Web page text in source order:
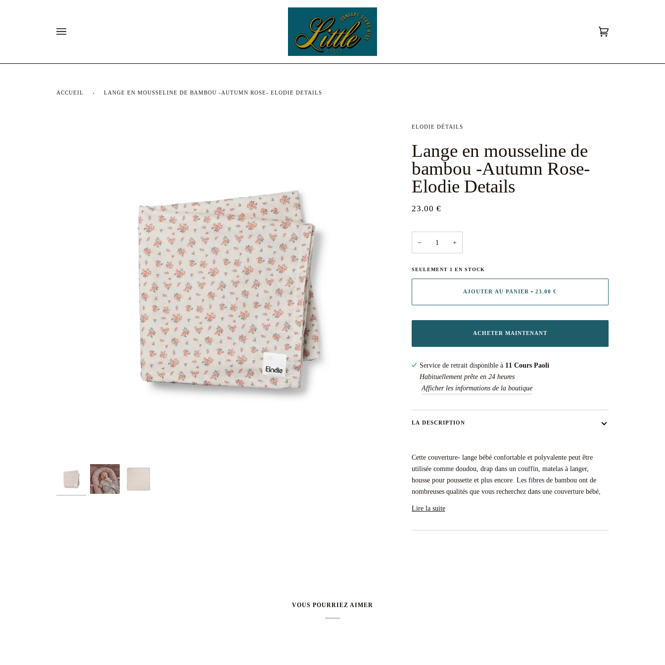
Panier
ACCUEIL › LANGE EN MOUSSELINE DE BAMBOU -AUTUMN ROSE- ELODIE DETAILS
ELODIE DÉTAILS
Lange en mousseline de
bambou -Autumn Rose-
Elodie Details
23.00 €
− +
SEULEMENT 1 EN STOCK
AJOUTER AU PANIER • 23.00 €
ACHETER MAINTENANT
Service de retrait disponible à 11 Cours Paoli
Habituellement prête en 24 heures
Afficher les informations de la boutique
LA DESCRIPTION
Cette couverture- lange bébé confortable et polyvalente peut être
utilisée comme doudou, drap dans un couffin, matelas à langer,
housse pour poussette et plus encore. Les fibres de bambou ont de
nombreuses qualités que vous recherchez dans une couverture bébé,
Lire la suite
VOUS POURRIEZ AIMER